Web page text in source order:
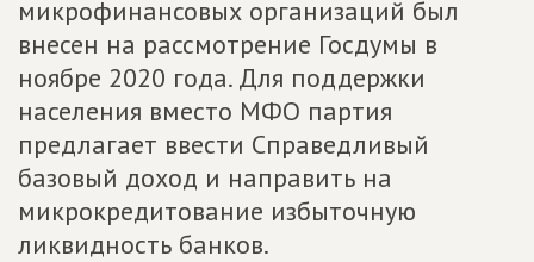
микрофинансовых организаций был
внесен на рассмотрение Госдумы в
ноябре 2020 года. Для поддержки
населения вместо МФО партия
предлагает ввести Справедливый
базовый доход и направить на
микрокредитование избыточную
ликвидность банков.